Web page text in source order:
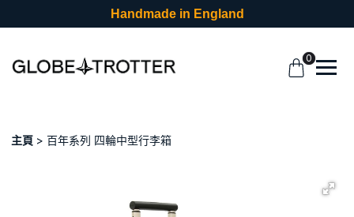
Handmade in England
0
主頁 百年系列 四輪中型行李箱